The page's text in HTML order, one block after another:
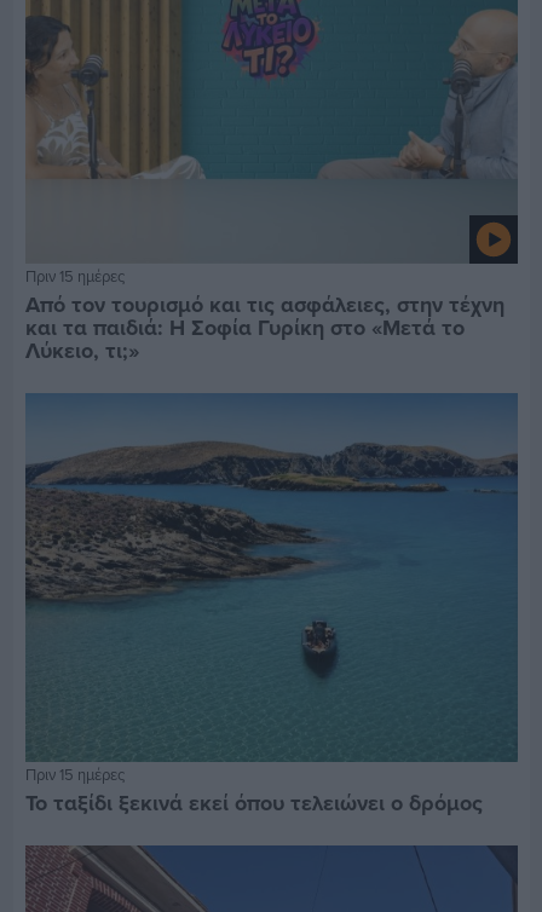
Πριν 15 ημέρες
Από τον τουρισμό και τις ασφάλειες, στην τέχνη
και τα παιδιά: Η Σοφία Γυρίκη στο «Μετά το
Λύκειο, τι;»
Πριν 15 ημέρες
Το ταξίδι ξεκινά εκεί όπου τελειώνει ο δρόμος